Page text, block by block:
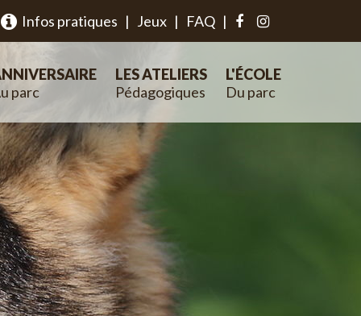
Infos pratiques | Jeux | FAQ |
parc
LES ATELIERS
Pédagogiques
L'ÉCOLE
Du parc